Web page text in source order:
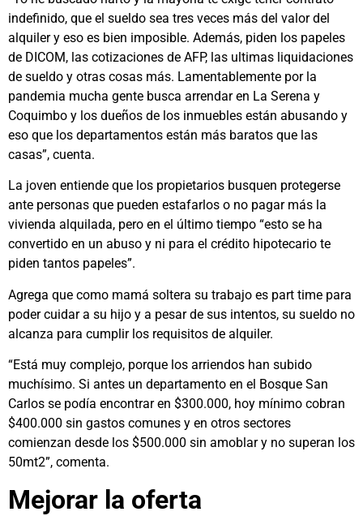
indefinido, que el sueldo sea tres veces más del valor del
alquiler y eso es bien imposible. Además, piden los papeles
de DICOM, las cotizaciones de AFP, las ultimas liquidaciones
de sueldo y otras cosas más. Lamentablemente por la
pandemia mucha gente busca arrendar en La Serena y
Coquimbo y los dueños de los inmuebles están abusando y
eso que los departamentos están más baratos que las
casas”, cuenta.
La joven entiende que los propietarios busquen protegerse
ante personas que pueden estafarlos o no pagar más la
vivienda alquilada, pero en el último tiempo “esto se ha
convertido en un abuso y ni para el crédito hipotecario te
piden tantos papeles”.
Agrega que como mamá soltera su trabajo es part time para
poder cuidar a su hijo y a pesar de sus intentos, su sueldo no
alcanza para cumplir los requisitos de alquiler.
“Está muy complejo, porque los arriendos han subido
muchísimo. Si antes un departamento en el Bosque San
Carlos se podía encontrar en $300.000, hoy mínimo cobran
$400.000 sin gastos comunes y en otros sectores
comienzan desde los $500.000 sin amoblar y no superan los
50mt2”, comenta.
Mejorar la oferta